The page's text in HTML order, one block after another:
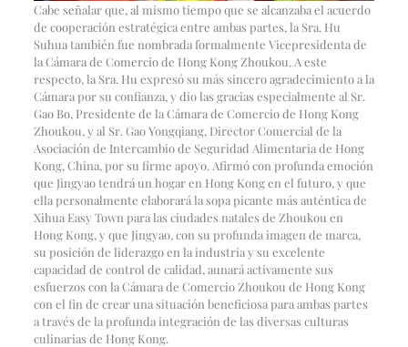
Cabe señalar que, al mismo tiempo que se alcanzaba el acuerdo
de cooperación estratégica entre ambas partes, la Sra. Hu
Suhua también fue nombrada formalmente Vicepresidenta de
la Cámara de Comercio de Hong Kong Zhoukou. A este
respecto, la Sra. Hu expresó su más sincero agradecimiento a la
Cámara por su confianza, y dio las gracias especialmente al Sr.
Gao Bo, Presidente de la Cámara de Comercio de Hong Kong
Zhoukou, y al Sr. Gao Yongqiang, Director Comercial de la
Asociación de Intercambio de Seguridad Alimentaria de Hong
Kong, China, por su firme apoyo. Afirmó con profunda emoción
que Jingyao tendrá un hogar en Hong Kong en el futuro, y que
ella personalmente elaborará la sopa picante más auténtica de
Xihua Easy Town para las ciudades natales de Zhoukou en
Hong Kong, y que Jingyao, con su profunda imagen de marca,
su posición de liderazgo en la industria y su excelente
capacidad de control de calidad, aunará activamente sus
esfuerzos con la Cámara de Comercio Zhoukou de Hong Kong
con el fin de crear una situación beneficiosa para ambas partes
a través de la profunda integración de las diversas culturas
culinarias de Hong Kong.